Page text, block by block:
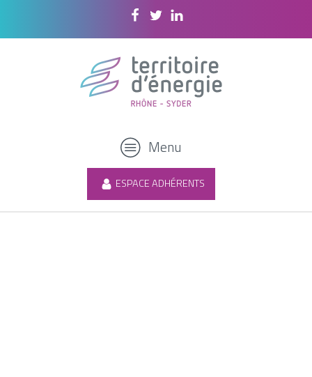
Menu
ESPACE ADHÉRENTS